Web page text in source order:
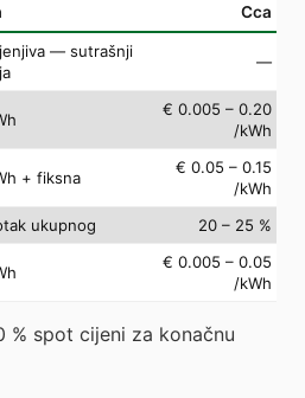
Cca
— sutrašnji
—
€ 0.005 – 0.20
/kWh
+ fiksna
€ 0.05 – 0.15
/kWh
ukupnog 20 – 25 %
€ 0.005 – 0.05
/kWh
% spot cijeni za konačnu